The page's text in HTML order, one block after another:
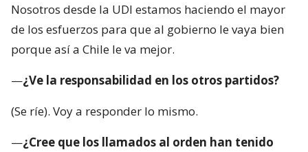
Nosotros desde la UDI estamos haciendo el mayor
de los esfuerzos para que al gobierno le vaya bien
porque así a Chile le va mejor.
—¿Ve la responsabilidad en los otros partidos?
(Se ríe). Voy a responder lo mismo.
—¿Cree que los llamados al orden han tenido